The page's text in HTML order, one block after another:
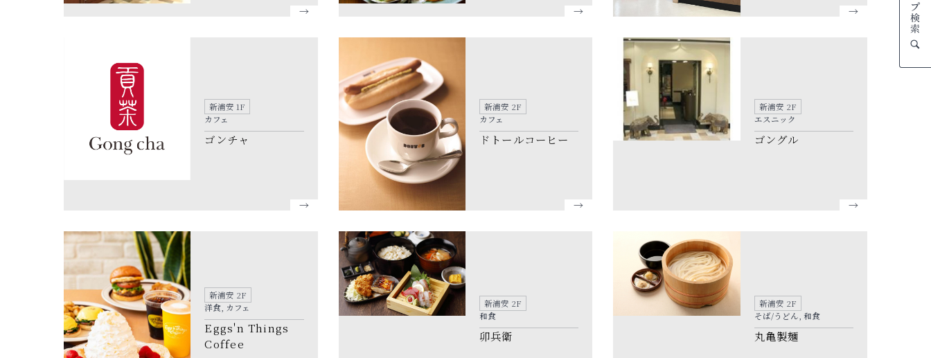
新浦安 1F
カフェ
ゴンチャ
新浦安 2F
カフェ
ドトールコーヒー
新浦安 2F
エスニック
ゴングル
新浦安 2F
洋食, カフェ
Eggs'n Things
Coffee
新浦安 2F
和食
卯兵衛
新浦安 2F
そば/うどん, 和食
丸亀製麺